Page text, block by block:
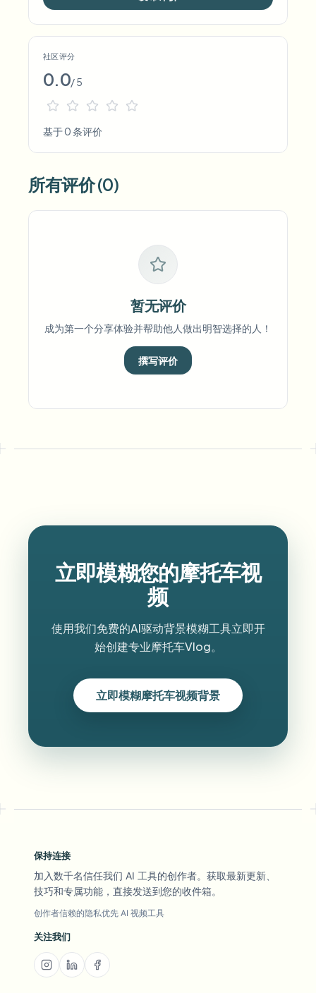
社区评分
0.0/ 5
基于 0 条评价
所有评价 (0)
暂无评价
成为第一个分享体验并帮助他人做出明智选择的人！
撰写评价
立即模糊您的摩托车视
频
使用我们免费的AI驱动背景模糊工具立即开
始创建专业摩托车Vlog。
立即模糊摩托车视频背景
保持连接
加入数千名信任我们 AI 工具的创作者。获取最新更新、
技巧和专属功能，直接发送到您的收件箱。
创作者信赖的隐私优先 AI 视频工具
关注我们